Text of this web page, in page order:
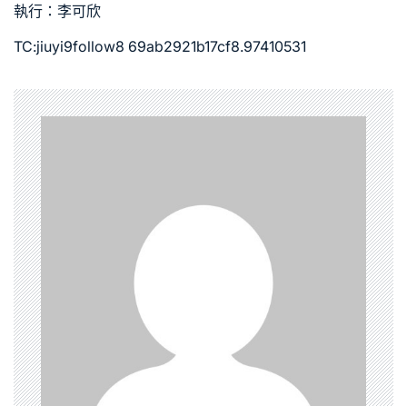
執行：李可欣
TC:jiuyi9follow8 69ab2921b17cf8.97410531